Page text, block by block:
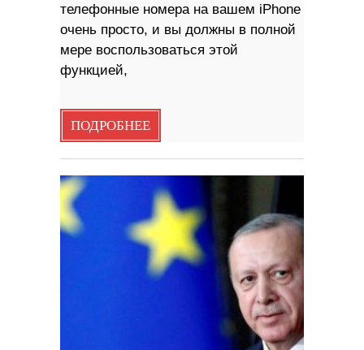
телефонные номера на вашем iPhone
очень просто, и вы должны в полной
мере воспользоваться этой
функцией,
ПОДРОБНЕЕ